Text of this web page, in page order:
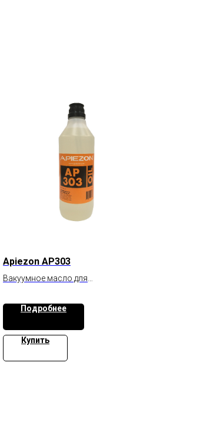
Apiezon AP303
Вакуумное масло для
Подробнее
Купить